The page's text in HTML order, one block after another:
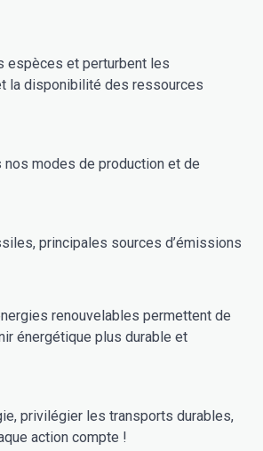
espèces et perturbent les
la disponibilité des ressources
modes de production et de
principales sources d’émissions
renouvelables permettent de
énergétique plus durable et
action compte !